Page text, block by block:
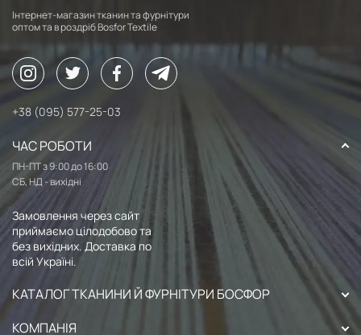
Інтернет-магазин тканин та фурнітури
оптом та в роздріб Bosfor Textile
+38 (095) 577-25-03
ЧАС РОБОТИ
ПН-ПТ з 9:00 до 16:00
СБ, НД - вихідні
Замовлення через сайт
приймаємо цілодобово та
без вихідних. Доставка по
всій Україні.
КАТАЛОГ ТКАНИНИ Й ФУРНІТУРИ БОСФОР
КОМПАНІЯ